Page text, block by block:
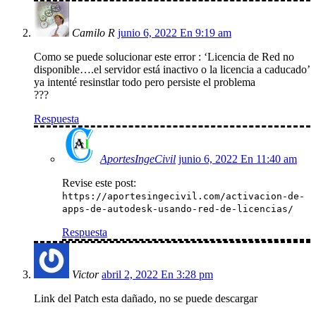
Camilo R junio 6, 2022 En 9:19 am
Como se puede solucionar este error : ‘Licencia de Red no
disponible….el servidor está inactivo o la licencia a caducado’
ya intenté resinstlar todo pero persiste el problema
???
Respuesta
AportesIngeCivil junio 6, 2022 En 11:40 am
Revise este post:
https://aportesingecivil.com/activacion-de-
apps-de-autodesk-usando-red-de-licencias/
Respuesta
Victor abril 2, 2022 En 3:28 pm
Link del Patch esta dañado, no se puede descargar